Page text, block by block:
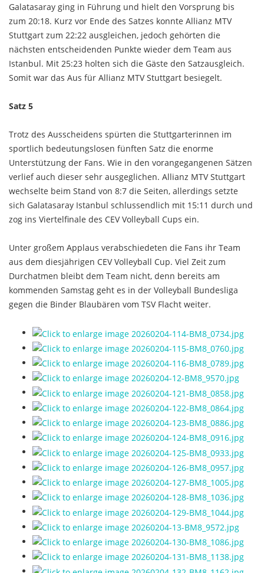
Galatasaray ging in Führung und hielt den Vorsprung bis
zum 20:18. Kurz vor Ende des Satzes konnte Allianz MTV
Stuttgart zum 22:22 ausgleichen, jedoch gehörten die
nächsten entscheidenden Punkte wieder dem Team aus
Istanbul. Mit 25:23 holten sich die Gäste den Satzausgleich.
Somit war das Aus für Allianz MTV Stuttgart besiegelt.
Satz 5
Trotz des Ausscheidens spürten die Stuttgarterinnen im
sportlich bedeutungslosen fünften Satz die enorme
Unterstützung der Fans. Wie in den vorangegangenen Sätzen
verlief auch dieser sehr ausgeglichen. Allianz MTV Stuttgart
wechselte beim Stand von 8:7 die Seiten, allerdings setzte
sich Galatasaray Istanbul schlussendlich mit 15:11 durch und
zog ins Viertelfinale des CEV Volleyball Cups ein.
Unter großem Applaus verabschiedeten die Fans ihr Team
aus dem diesjährigen CEV Volleyball Cup. Viel Zeit zum
Durchatmen bleibt dem Team nicht, denn bereits am
kommenden Samstag geht es in der Volleyball Bundesliga
gegen die Binder Blaubären vom TSV Flacht weiter.